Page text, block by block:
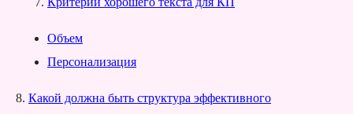
Объем
Персонализация
8. Какой должна быть структура эффективного